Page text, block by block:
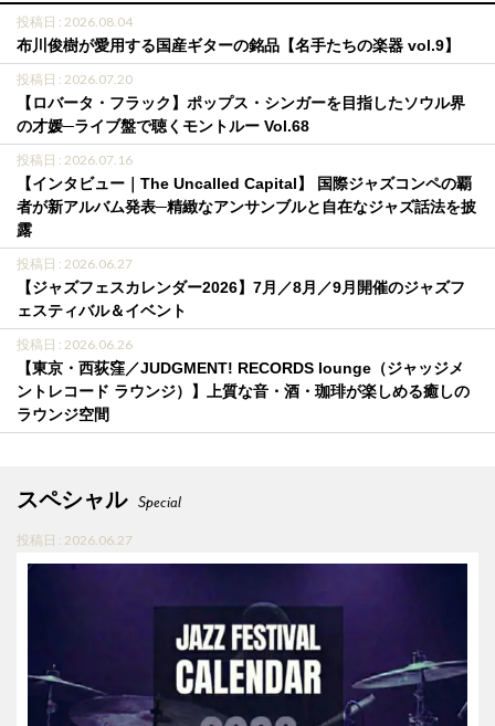
投稿日 : 2026.08.04
布川俊樹が愛用する国産ギターの銘品【名手たちの楽器 vol.9】
投稿日 : 2026.07.20
【ロバータ・フラック】ポップス・シンガーを目指したソウル界
の才媛─ライブ盤で聴くモントルー Vol.68
投稿日 : 2026.07.16
【インタビュー｜The Uncalled Capital】 国際ジャズコンペの覇
者が新アルバム発表─精緻なアンサンブルと自在なジャズ話法を披
露
投稿日 : 2026.06.27
【ジャズフェスカレンダー2026】7月／8月／9月開催のジャズフ
ェスティバル＆イベント
投稿日 : 2026.06.26
【東京・西荻窪／JUDGMENT! RECORDS lounge（ジャッジメ
ントレコード ラウンジ）】上質な音・酒・珈琲が楽しめる癒しの
ラウンジ空間
スペシャル Special
投稿日 : 2026.06.27